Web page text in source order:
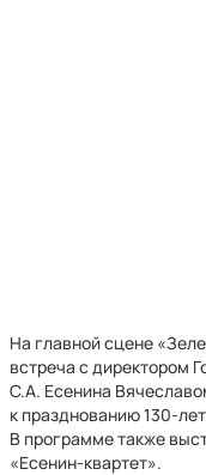
На главной сцене
встреча с директором
С.А. Есенина
к празднованию 130-
В программе также
«Есенин-квартет».